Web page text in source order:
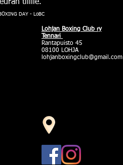
tilille.
DAY - LoBC
Lohjan Boxing Club ry
Tennari
Rantapuisto 45
08100 LOHJA
lohjanboxingclub@gmail.com